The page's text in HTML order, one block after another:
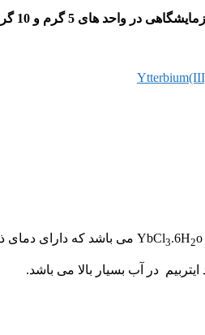
واحد های 5 گرم و 10 گرم عرضه می گردد.
3.6H2o می باشد که دارای دمای ذوب 865 درجه سانتی گراد می باشد و در دمای 180 درجه سانتی گراد 6 مولکول آب تبلور خود را از دست می دهد.
ایتربیم در آب بسیار بالا می باشد.